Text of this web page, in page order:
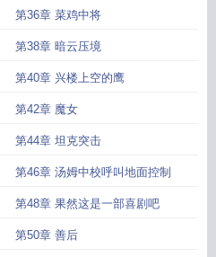
第36章 菜鸡中将
第38章 暗云压境
第40章 兴楼上空的鹰
第42章 魔女
第44章 坦克突击
第46章 汤姆中校呼叫地面控制
第48章 果然这是一部喜剧吧
第50章 善后